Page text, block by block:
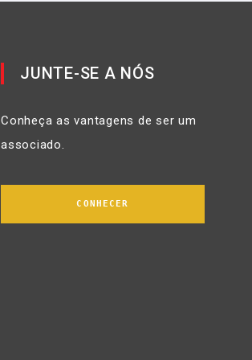
JUNTE-SE A NÓS
Conheça as vantagens de ser um
associado.
CONHECER